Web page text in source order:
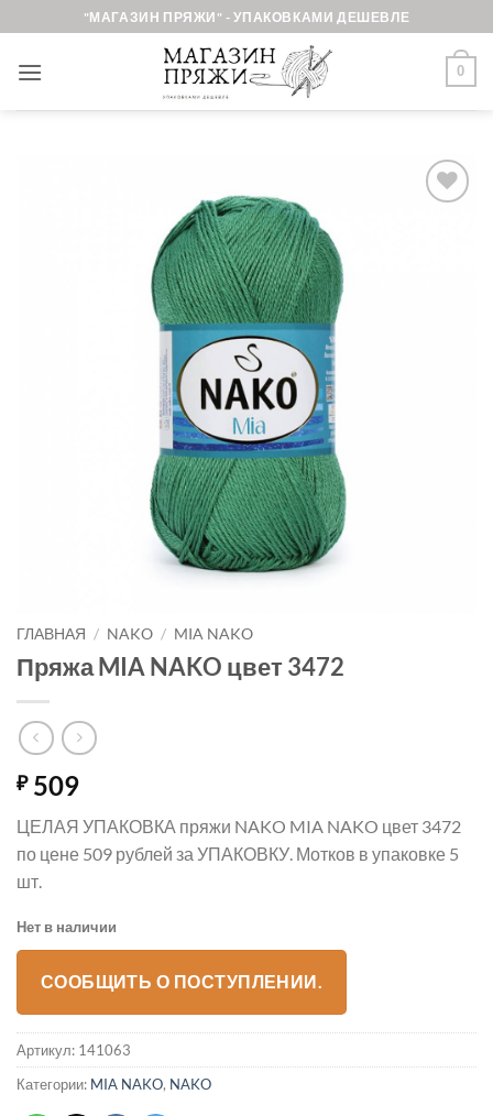
to
content
"МАГАЗИН ПРЯЖИ" - УПАКОВКАМИ ДЕШЕВЛЕ
0
ГЛАВНАЯ / NAKO / MIA NAKO
Пряжа MIA NAKO цвет 3472
₽509
ЦЕЛАЯ УПАКОВКА пряжи NAKO MIA NAKO цвет 3472
по цене 509 рублей за УПАКОВКУ. Мотков в упаковке 5
шт.
Нет в наличии
СООБЩИТЬ О ПОСТУПЛЕНИИ.
Артикул: 141063
Категории: MIA NAKO, NAKO